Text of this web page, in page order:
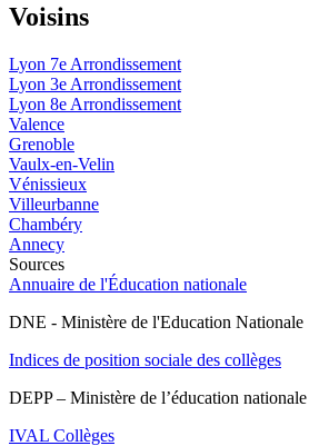
Voisins
Lyon 7e Arrondissement
Lyon 3e Arrondissement
Lyon 8e Arrondissement
Valence
Grenoble
Vaulx-en-Velin
Vénissieux
Villeurbanne
Chambéry
Annecy
Sources
Annuaire de l'Éducation nationale
DNE - Ministère de l'Education Nationale
Indices de position sociale des collèges
DEPP – Ministère de l’éducation nationale
IVAL Collèges